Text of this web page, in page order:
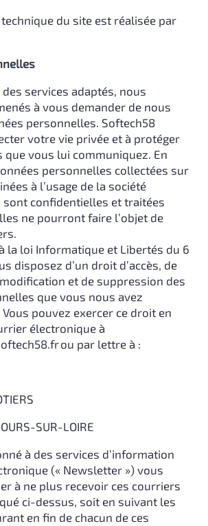
du site est réalisée par
services adaptés, nous
à vous demander de nous
personnelles. Softech58
votre vie privée et à protéger
vous lui communiquez. En
personnelles collectées sur
à l’usage de la société
sont confidentielles et traitées
ne pourront faire l’objet de
la loi Informatique et Libertés du 6
disposez d’un droit d’accès, de
et de suppression des
que vous nous avez
pouvez exercer ce droit en
électronique à
ou par lettre à :
SUR-LOIRE
à des services d’information
(« Newsletter ») vous
à ne plus recevoir ces courriers
ci-dessus, soit en suivant les
en fin de chacun de ces